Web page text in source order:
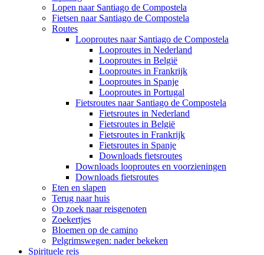
Lopen naar Santiago de Compostela
Fietsen naar Santiago de Compostela
Routes
Looproutes naar Santiago de Compostela
Looproutes in Nederland
Looproutes in België
Looproutes in Frankrijk
Looproutes in Spanje
Looproutes in Portugal
Fietsroutes naar Santiago de Compostela
Fietsroutes in Nederland
Fietsroutes in België
Fietsroutes in Frankrijk
Fietsroutes in Spanje
Downloads fietsroutes
Downloads looproutes en voorzieningen
Downloads fietsroutes
Eten en slapen
Terug naar huis
Op zoek naar reisgenoten
Zoekertjes
Bloemen op de camino
Pelgrimswegen: nader bekeken
Spirituele reis